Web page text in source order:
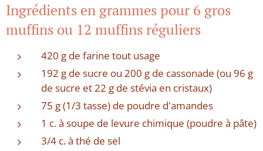
Ingrédients en grammes pour 6 gros
muffins ou 12 muffins réguliers
420 g de farine tout usage
192 g de sucre ou 200 g de cassonade (ou 96 g
de sucre et 22 g de stévia en cristaux)
75 g (1/3 tasse) de poudre d'amandes
1 c. à soupe de levure chimique (poudre à pâte)
3/4 c. à thé de sel